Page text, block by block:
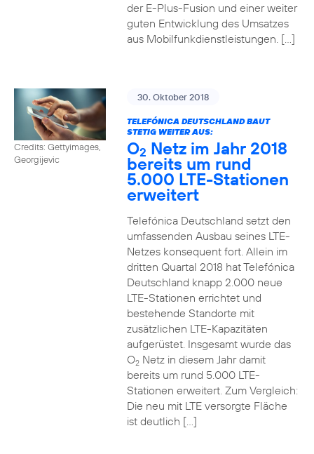
der E-Plus-Fusion und einer weiter
guten Entwicklung des Umsatzes
aus Mobilfunkdienstleistungen. […]
Credits: Gettyimages,
Georgijevic
30. Oktober 2018
TELEFÓNICA DEUTSCHLAND BAUT
STETIG WEITER AUS:
O2 Netz im Jahr 2018
bereits um rund
5.000 LTE-Stationen
erweitert
Telefónica Deutschland setzt den
umfassenden Ausbau seines LTE-
Netzes konsequent fort. Allein im
dritten Quartal 2018 hat Telefónica
Deutschland knapp 2.000 neue
LTE-Stationen errichtet und
bestehende Standorte mit
zusätzlichen LTE-Kapazitäten
aufgerüstet. Insgesamt wurde das
O2Netz in diesem Jahr damit
bereits um rund 5.000 LTE-
Stationen erweitert. Zum Vergleich:
Die neu mit LTE versorgte Fläche
ist deutlich […]